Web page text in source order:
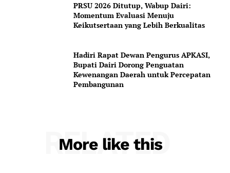
PRSU 2026 Ditutup, Wabup Dairi:
Momentum Evaluasi Menuju
Keikutsertaan yang Lebih Berkualitas
Hadiri Rapat Dewan Pengurus APKASI,
Bupati Dairi Dorong Penguatan
Kewenangan Daerah untuk Percepatan
Pembangunan
More like this
RELATED